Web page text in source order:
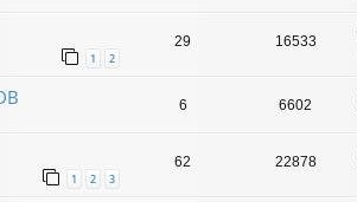
1 2
29 16533
6 6602
1 2 3
62 22878